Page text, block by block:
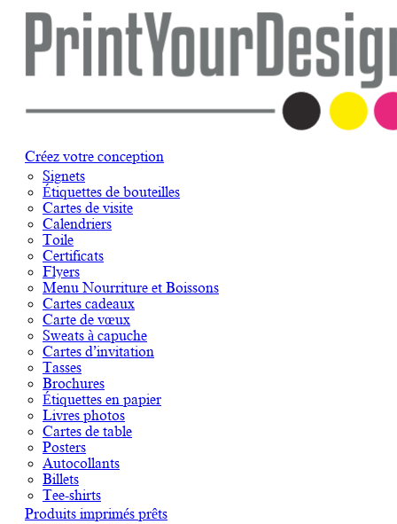
Créez votre conception
Signets
Étiquettes de bouteilles
Cartes de visite
Calendriers
Toile
Certificats
Flyers
Menu Nourriture et Boissons
Cartes cadeaux
Carte de vœux
Sweats à capuche
Cartes d’invitation
Tasses
Brochures
Étiquettes en papier
Livres photos
Cartes de table
Posters
Autocollants
Billets
Tee-shirts
Produits imprimés prêts